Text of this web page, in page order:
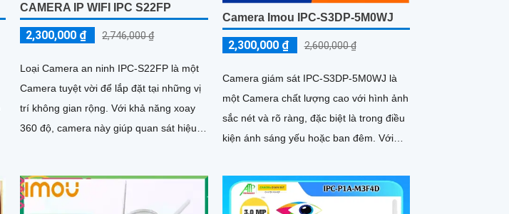
CAMERA IP WIFI IPC S22FP
2,300,000 ₫ 2,746,000 ₫
Loại Camera an ninh IPC-S22FP là một
Camera tuyệt vời để lắp đặt tại những vị
trí không gian rộng. Với khả năng xoay
360 độ, camera này giúp quan sát hiệu
Camera Imou IPC-S3DP-5M0WJ
2,300,000 ₫ 2,600,000 ₫
Camera giám sát IPC-S3DP-5M0WJ là
một Camera chất lượng cao với hình ảnh
sắc nét và rõ ràng, đặc biệt là trong điều
kiện ánh sáng yếu hoặc ban đêm. Với